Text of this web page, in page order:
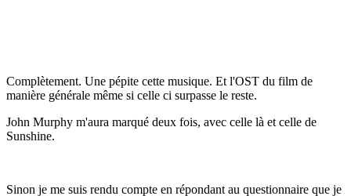
Complètement. Une pépite cette musique. Et l'OST du film de
manière générale même si celle ci surpasse le reste.
John Murphy m'aura marqué deux fois, avec celle là et celle de
Sunshine.
Sinon je me suis rendu compte en répondant au questionnaire que je